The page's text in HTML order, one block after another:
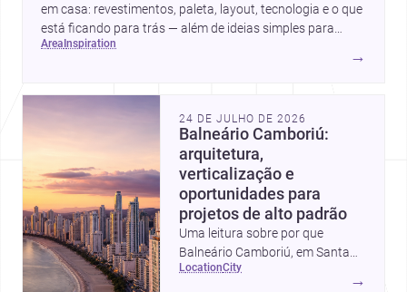
em casa: revestimentos, paleta, layout, tecnologia e o que
está ficando para trás — além de ideias simples para
atualizar sem reforma completa.
area inspiration
→
24 DE JULHO DE 2026
Balneário Camboriú:
arquitetura,
verticalização e
oportunidades para
projetos de alto padrão
Uma leitura sobre por que
Balneário Camboriú, em Santa
Catarina, virou referência em
location city
→